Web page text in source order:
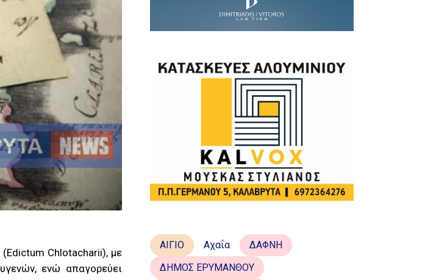
(Edictum Chlotacharii), με
ενώ απαγορεύει
ΑΙΓΙΟ Αχαΐα
ΔΑΦΝΗ
ΔΗΜΟΣ ΕΡΥΜΑΝΘΟΥ